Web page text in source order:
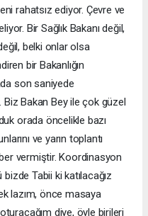
rahatsız ediyor. Çevre ve
Bir Sağlık Bakanı değil,
belki onlar olsa
bir Bakanlığın
son saniyede
Biz Bakan Bey ile çok güzel
orada öncelikle bazı
ve yarın toplantı
vermiştir. Koordinasyon
Tabii ki katılacağız
lazım, önce masaya
diye, öyle birileri